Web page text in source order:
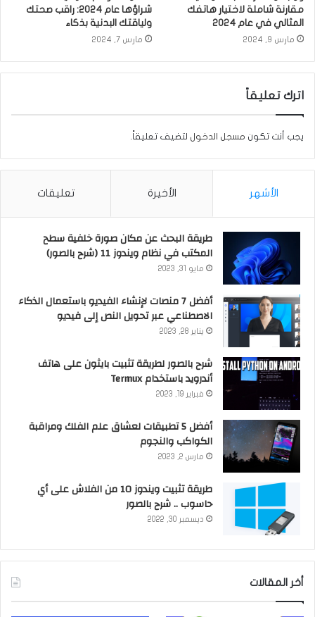
مقارنة شاملة لاختيار هاتفك
المثالي في عام 2024
مارس 9, 2024
شراؤها عام 2024: راقب صحتك
ولياقتك البدنية بذكاء
مارس 7, 2024
اترك تعليقاً
يجب أنت تكون مسجل الدخول لتضيف تعليقاً.
الأشهر الأخيرة تعليقات
طريقة البحث عن مكان صورة خلفية سطح
المكتب في نظام ويندوز 11 (شرح بالصور)
مايو 31, 2023
أفضل 7 منصات لإنشاء الفيديو باستعمال الذكاء
الاصطناعي عبر تحويل النص إلى فيديو
يناير 28, 2023
شرح بالصور لطريقة تثبيت بايثون على هاتف
أندرويد باستخدام Termux
فبراير 19, 2023
أفضل 5 تطبيقات لعشاق علم الفلك ومراقبة
الكواكب والنجوم
مارس 2, 2023
طريقة تثبيت ويندوز 10 من الفلاش على أي
حاسوب .. شرح بالصور
ديسمبر 30, 2022
أخر المقالات